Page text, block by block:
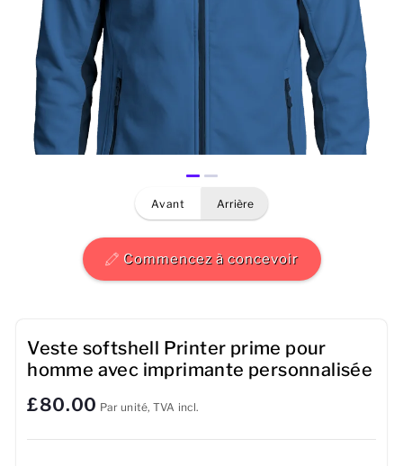
Vêtements de travail
Polaires & Vestes
Haute visibilité
Hommes
Tasses
avant arrière
Commencez à concevoir
Veste softshell Printer prime pour
homme avec imprimante personnalisée
£80.00 Par unité, TVA incl.